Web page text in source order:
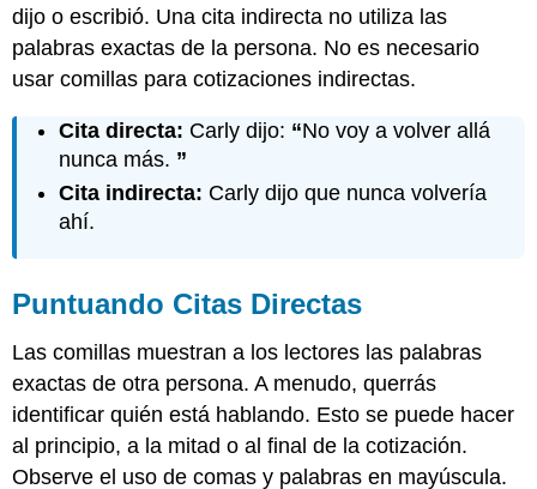
dijo o escribió. Una cita indirecta no utiliza las
palabras exactas de la persona. No es necesario
usar comillas para cotizaciones indirectas.
Cita directa: Carly dijo: “No voy a volver allá
nunca más. ”
Cita indirecta: Carly dijo que nunca volvería
ahí.
Puntuando Citas Directas
Las comillas muestran a los lectores las palabras
exactas de otra persona. A menudo, querrás
identificar quién está hablando. Esto se puede hacer
al principio, a la mitad o al final de la cotización.
Observe el uso de comas y palabras en mayúscula.